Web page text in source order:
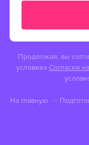
Продолжая, вы
условиях Согласия
На главную